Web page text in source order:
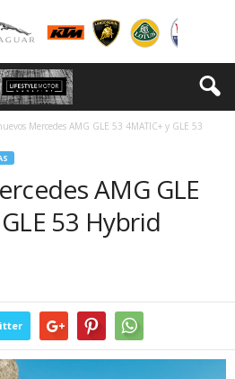
Mercedes AMG GLE 53 4MATIC+ y GLE 53
AMG GLE
53 Hybrid